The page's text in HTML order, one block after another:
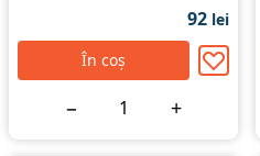
92 lei
În coș
− +